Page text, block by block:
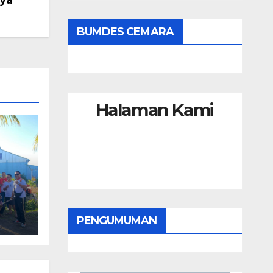
BUMDES CEMARA
Halaman Kami
PENGUMUMAN